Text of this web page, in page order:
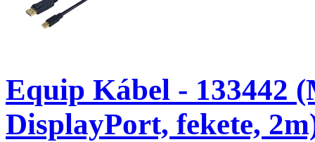
Equip Kábel - 133442
DisplayPort, fekete,